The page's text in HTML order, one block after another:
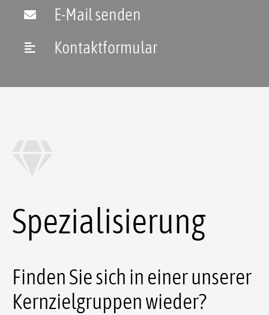
E-Mail senden
Kontaktformular
Spezialisierung
Finden Sie sich in einer unserer
Kernzielgruppen wieder?